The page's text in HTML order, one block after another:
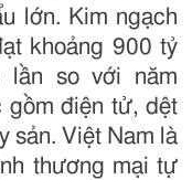
lớn. Kim ngạch
khoảng 900 tỷ
lần so với năm
gồm điện tử, dệt
sản. Việt Nam là
thương mại tự